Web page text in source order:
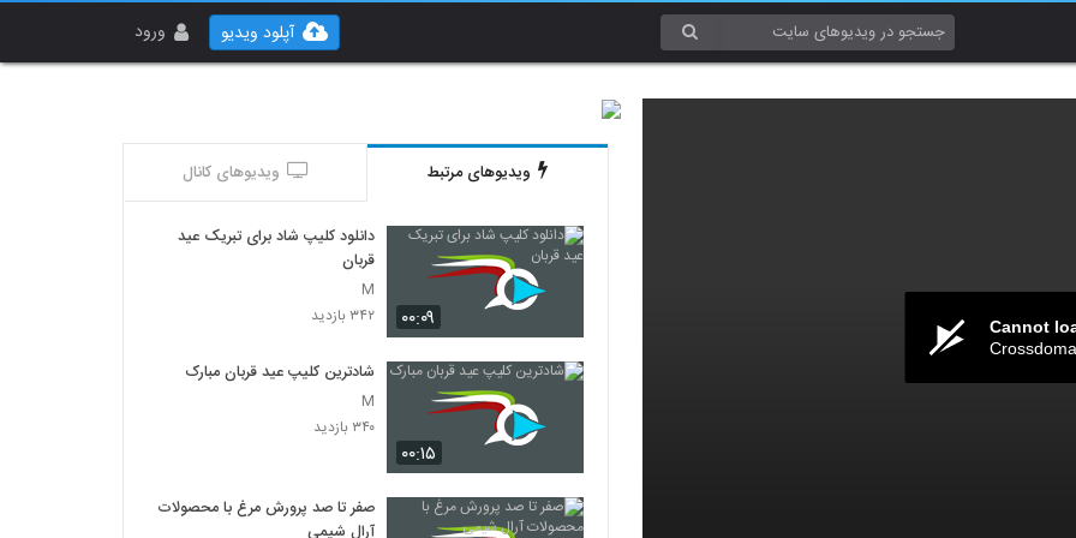
ورود آپلود ویدیو
Cannot
ویدیوهای مرتبط ویدیوهای کانال
۰۰:۰۹
دانلود کلیپ شاد برای تبریک عید
قربان
M
۳۴۲ بازدید
۰۰:۱۵
شادترین کلیپ عید قربان مبارک
M
۳۴۰ بازدید
صفر تا صد پرورش مرغ با محصولات
آرال شیمی